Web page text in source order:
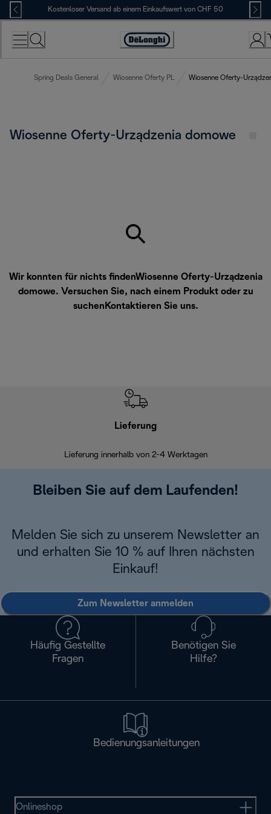
Skip
to
Content
Kostenloser Versand ab einem Einkaufswert von CHF 50
Erklärung
Zugänglichkeit
Spring Deals General Wiosenne Oferty PL Wiosenne Oferty-
Wiosenne Oferty-Urządzenia domowe
Wir konnten für nichts findenWiosenne Oferty-Urządzenia
domowe. Versuchen Sie, nach einem Produkt oder zu
suchen Kontaktieren Sie uns.
Lieferung
Lieferung innerhalb von 2-4 Werktagen
Bleiben Sie auf dem Laufenden!
Melden Sie sich zu unserem Newsletter an
und erhalten Sie 10 % auf Ihren nächsten
Einkauf!
Zum Newsletter anmelden
Häufig Gestellte
Fragen
Benötigen Sie
Hilfe?
Bedienungsanleitungen
Onlineshop